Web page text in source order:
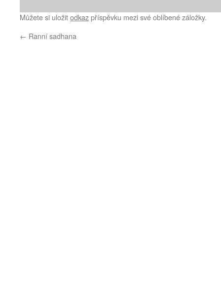
Můžete si uložitodkazpříspěvku mezi své oblíbené záložky.
← Ranní sadhana